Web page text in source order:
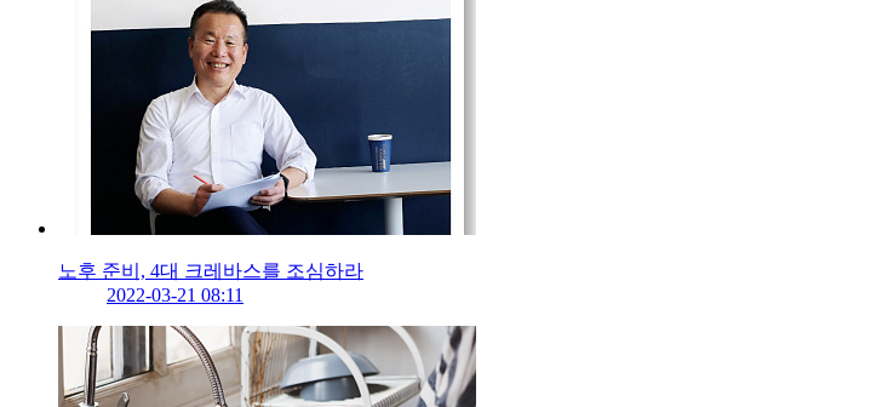
노후 준비, 4대 크레바스를 조심하라
2022-03-21 08:11